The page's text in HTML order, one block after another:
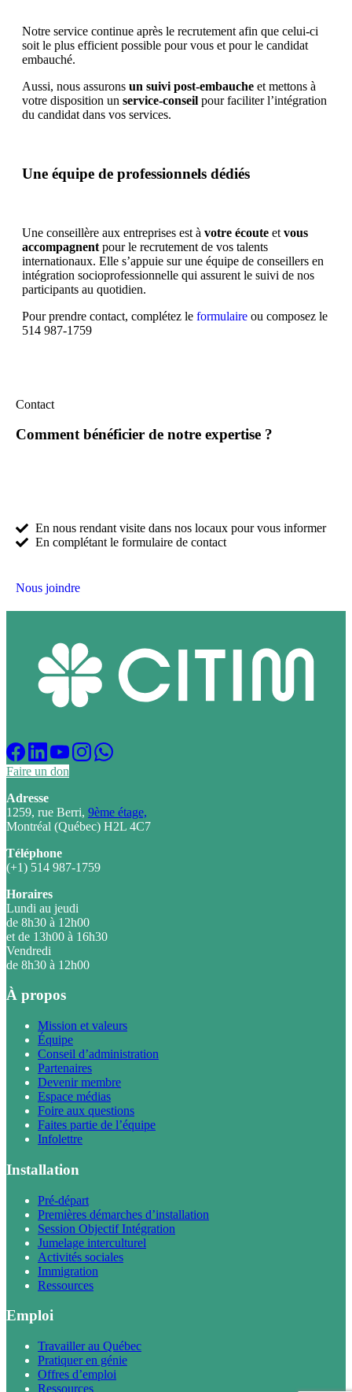
Notre service continue après le recrutement afin que celui-ci
soit le plus efficient possible pour vous et pour le candidat
embauché.
Aussi, nous assurons un suivi post-embauche et mettons à
votre disposition un service-conseil pour faciliter l’intégration
du candidat dans vos services.
Une équipe de professionnels dédiés
Une conseillère aux entreprises est à votre écoute et vous
accompagnent pour le recrutement de vos talents
internationaux. Elle s’appuie sur une équipe de conseillers en
intégration socioprofessionnelle qui assurent le suivi de nos
participants au quotidien.
Pour prendre contact, complétez le formulaire ou composez le
514 987-1759
Contact
Comment bénéficier de notre expertise ?
En nous rendant visite dans nos locaux pour vous informer
En complétant le formulaire de contact
Nous joindre
Faire un don
Adresse
1259, rue Berri, 9ème étage,
Montréal (Québec) H2L 4C7
Téléphone
(+1) 514 987-1759
Horaires
Lundi au jeudi
de 8h30 à 12h00
et de 13h00 à 16h30
Vendredi
de 8h30 à 12h00
À propos
Mission et valeurs
Équipe
Conseil d’administration
Partenaires
Devenir membre
Espace médias
Foire aux questions
Faites partie de l’équipe
Infolettre
Installation
Pré-départ
Premières démarches d’installation
Session Objectif Intégration
Jumelage interculturel
Activités sociales
Immigration
Ressources
Emploi
Travailler au Québec
Pratiquer en génie
Offres d’emploi
Ressources